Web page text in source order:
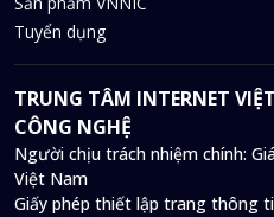
Tuyển dụng
TRUNG TÂM INTERNET
CÔNG NGHỆ
Người chịu trách nhiệm chính:
Việt Nam
Giấy phép thiết lập trang thông